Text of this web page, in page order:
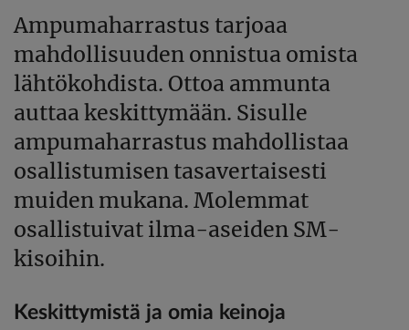
Ampumaharrastus tarjoaa
mahdollisuuden onnistua omista
lähtökohdista. Ottoa ammunta
auttaa keskittymään. Sisulle
ampumaharrastus mahdollistaa
osallistumisen tasavertaisesti
muiden mukana. Molemmat
osallistuivat ilma-aseiden SM-
kisoihin.
Keskittymistä ja omia keinoja